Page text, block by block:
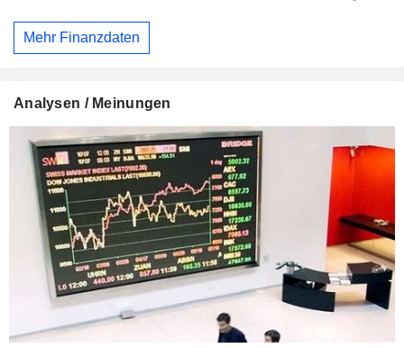
Mehr Finanzdaten
Analysen / Meinungen